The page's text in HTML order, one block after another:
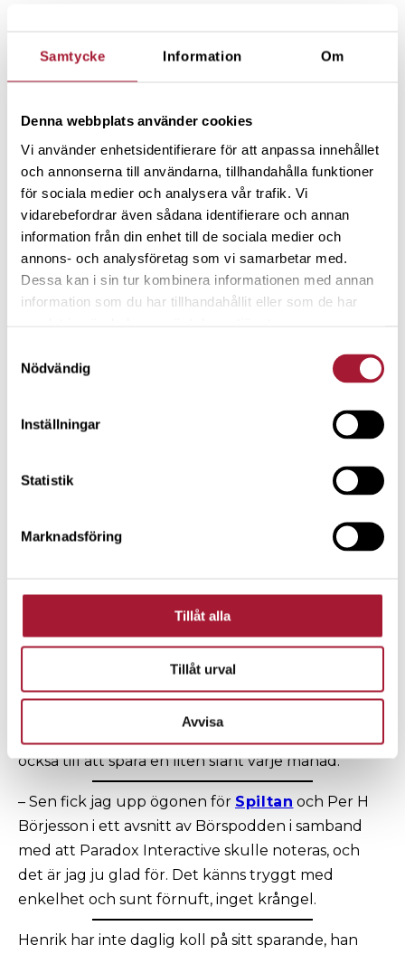
Samtycke Information Om
Denna webbplats använder cookies
Vi använder enhetsidentifierare för att anpassa innehållet
och annonserna till användarna, tillhandahålla funktioner
för sociala medier och analysera vår trafik. Vi
vidarebefordrar även sådana identifierare och annan
information från din enhet till de sociala medier och
annons- och analysföretag som vi samarbetar med.
Dessa kan i sin tur kombinera informationen med annan
information som du har tillhandahållit eller som de har
Nödvändig
Inställningar
Statistik
Marknadsföring
Tillåt alla
Tillåt urval
Avvisa
Det är fantastiskt att
höra unga i min
närhet prata om
långsiktighet och
inte om spekulation
och krypto
– Henrik Mattsson
Han berättar att månadssparandet funnits med
också till att spara en liten slant varje månad.
– Sen fick jag upp ögonen för Spiltan och Per H
Börjesson i ett avsnitt av Börspodden i samband
med att Paradox Interactive skulle noteras, och
det är jag ju glad för. Det känns tryggt med
enkelhet och sunt förnuft, inget krångel.
Henrik har inte daglig koll på sitt sparande, han